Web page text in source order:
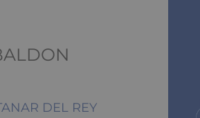
DEL REY